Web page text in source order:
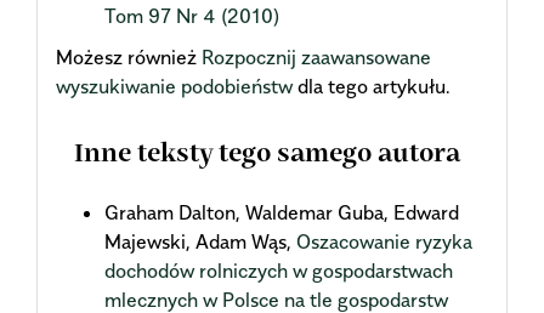
Tom 97 Nr 4 (2010)
Możesz również Rozpocznij zaawansowane
wyszukiwanie podobieństwdla tego artykułu.
Inne teksty tego samego autora
Graham Dalton, Waldemar Guba, Edward
Majewski, Adam Wąs, Oszacowanie ryzyka
dochodów rolniczych w gospodarstwach
mlecznych w Polsce na tle gospodarstw